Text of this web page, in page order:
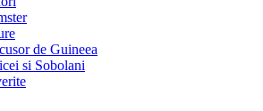
de Guineea
si Sobolani